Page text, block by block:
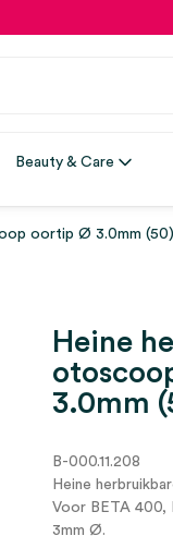
Beauty & Care
oortip Ø 3.0mm (50)
Heine
3.0mm
B-000.11.208
Heine
Voor BETA 400,
3mm Ø.